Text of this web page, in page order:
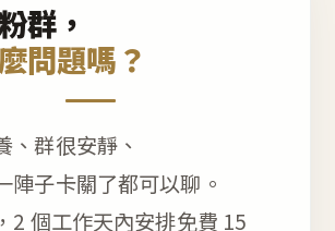
群，
問題嗎？
、群很安靜、
陣子卡關了都可以聊。
2 個工作天內安排免費 15